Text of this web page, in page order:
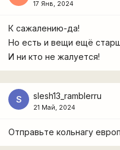
17 Янв, 2024
К сажалению-да!
Но есть и вещи ещё
И ни кто не жалуется!
S slesh13_ramblerru
21 Май, 2024
Отправьте кольнагу